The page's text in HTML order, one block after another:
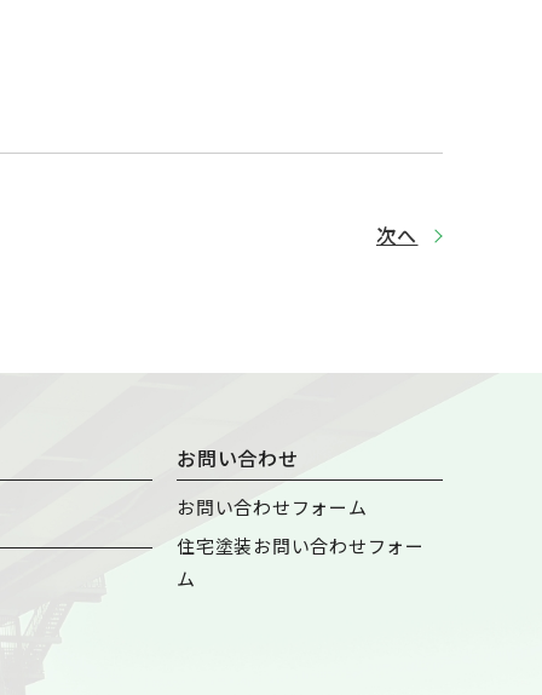
次へ
お問い合わせ
お問い合わせフォーム
住宅塗装お問い合わせフォー
ム